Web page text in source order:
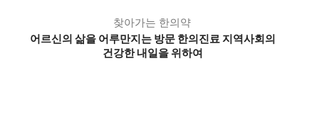
찾아가는 한의약
어르신의 삶을 어루만지는 방문 한의진료 지역사회의
건강한 내일을 위하여